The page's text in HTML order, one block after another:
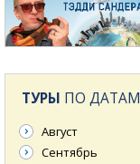
ТУРЫ ПО ДАТАМ
Август
Сентябрь